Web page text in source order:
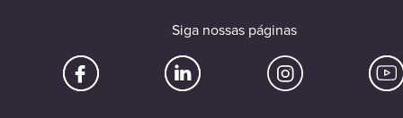
Siga nossas páginas